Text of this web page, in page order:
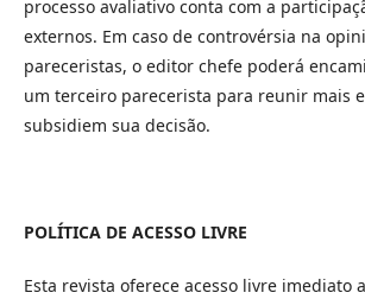
processo avaliativo conta com a
externos. Em caso de controvérsia na
pareceristas, o editor chefe poderá
um terceiro parecerista para reunir mais
subsidiem sua decisão.
POLÍTICA DE ACESSO LIVRE
Esta revista oferece acesso livre imediato